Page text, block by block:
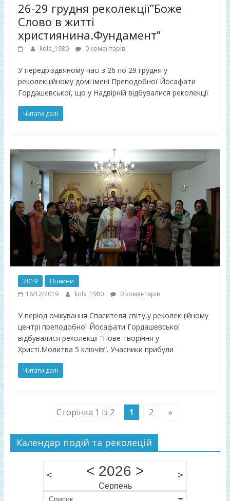
26-29 грудня реколекції”Боже
Слово в житті
християнина.Фундамент”
kola_1980 0 коментарів
У передріздвяному часі з 26 по 29 грудня у
реколекційному домі імені Преподобної Йосафати
Гордашевської, що у Надвірній відбувалися реколекції
Читати далі
2019
Новини
16/12/2019
kola_1980 0 коментарів
У період очікування Спасителя світу,у реколекційному
центрі преподобної Йосафати Гордашевської
відбувалися реколекції “Нове творіння у
Христі.Молитва 5 ключів”. Учасники прибули
Читати далі
Сторінка 1 із 2 1 2 »
Календар подій та реколецій
< < 2026 >
Серпень
>
Список